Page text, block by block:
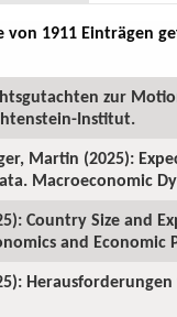
von 1911 Einträgen
zur
Institut.
Martin (2025):
Macroeconomic
Country Size and
and Economic